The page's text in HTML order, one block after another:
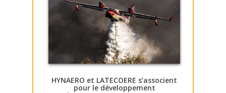
HYNAERO et LATECOERE s’associent
pour le développement